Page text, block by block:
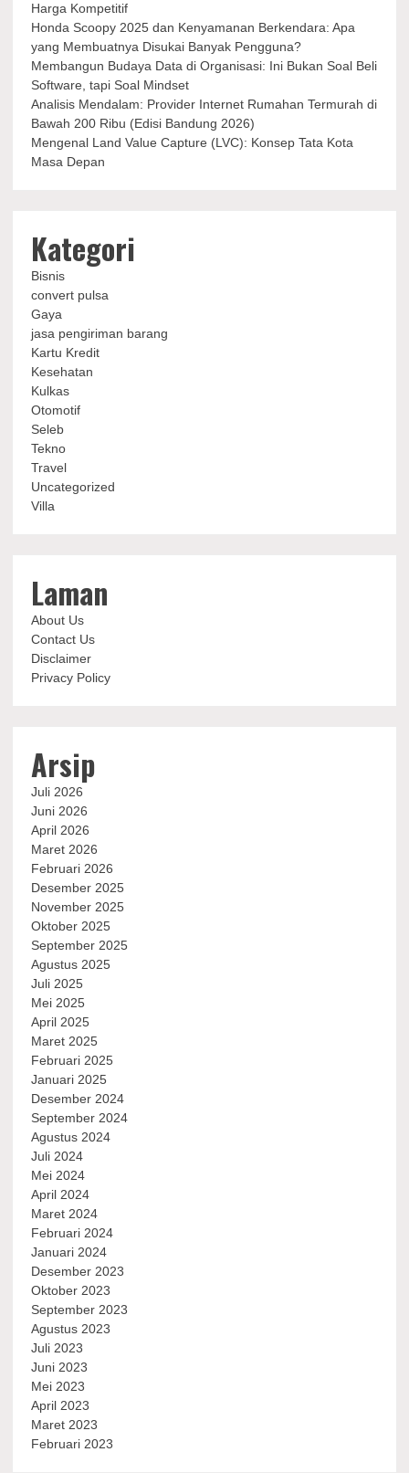
Harga Kompetitif
Honda Scoopy 2025 dan Kenyamanan Berkendara: Apa
yang Membuatnya Disukai Banyak Pengguna?
Membangun Budaya Data di Organisasi: Ini Bukan Soal Beli
Software, tapi Soal Mindset
Analisis Mendalam: Provider Internet Rumahan Termurah di
Bawah 200 Ribu (Edisi Bandung 2026)
Mengenal Land Value Capture (LVC): Konsep Tata Kota
Masa Depan
Kategori
Bisnis
convert pulsa
Gaya
jasa pengiriman barang
Kartu Kredit
Kesehatan
Kulkas
Otomotif
Seleb
Tekno
Travel
Uncategorized
Villa
Laman
About Us
Contact Us
Disclaimer
Privacy Policy
Arsip
Juli 2026
Juni 2026
April 2026
Maret 2026
Februari 2026
Desember 2025
November 2025
Oktober 2025
September 2025
Agustus 2025
Juli 2025
Mei 2025
April 2025
Maret 2025
Februari 2025
Januari 2025
Desember 2024
September 2024
Agustus 2024
Juli 2024
Mei 2024
April 2024
Maret 2024
Februari 2024
Januari 2024
Desember 2023
Oktober 2023
September 2023
Agustus 2023
Juli 2023
Juni 2023
Mei 2023
April 2023
Maret 2023
Februari 2023